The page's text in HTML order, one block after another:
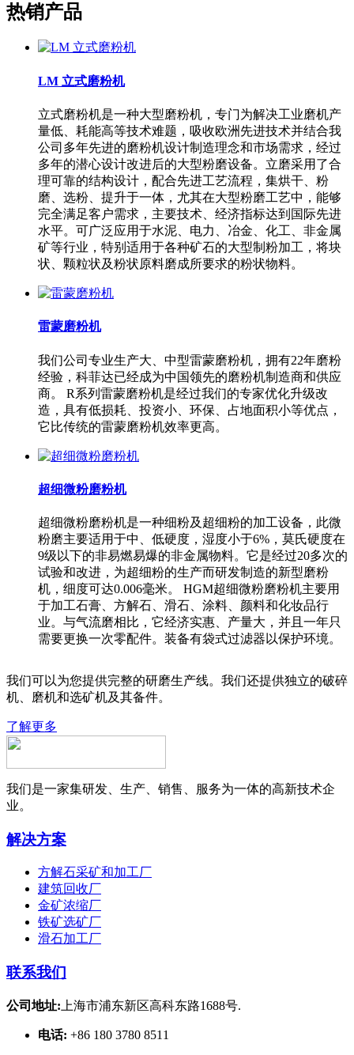
热销产品
LM 立式磨粉机
立式磨粉机是一种大型磨粉机，专门为解决工业磨机产
量低、耗能高等技术难题，吸收欧洲先进技术并结合我
公司多年先进的磨粉机设计制造理念和市场需求，经过
多年的潜心设计改进后的大型粉磨设备。立磨采用了合
理可靠的结构设计，配合先进工艺流程，集烘干、粉
磨、选粉、提升于一体，尤其在大型粉磨工艺中，能够
完全满足客户需求，主要技术、经济指标达到国际先进
水平。可广泛应用于水泥、电力、冶金、化工、非金属
矿等行业，特别适用于各种矿石的大型制粉加工，将块
状、颗粒状及粉状原料磨成所要求的粉状物料。
雷蒙磨粉机
我们公司专业生产大、中型雷蒙磨粉机，拥有22年磨粉
经验，科菲达已经成为中国领先的磨粉机制造商和供应
商。 R系列雷蒙磨粉机是经过我们的专家优化升级改
造，具有低损耗、投资小、环保、占地面积小等优点，
它比传统的雷蒙磨粉机效率更高。
超细微粉磨粉机
超细微粉磨粉机是一种细粉及超细粉的加工设备，此微
粉磨主要适用于中、低硬度，湿度小于6%，莫氏硬度在
9级以下的非易燃易爆的非金属物料。它是经过20多次的
试验和改进，为超细粉的生产而研发制造的新型磨粉
机，细度可达0.006毫米。 HGM超细微粉磨粉机主要用
于加工石膏、方解石、滑石、涂料、颜料和化妆品行
业。与气流磨相比，它经济实惠、产量大，并且一年只
需要更换一次零配件。装备有袋式过滤器以保护环境。
我们可以为您提供完整的研磨生产线。我们还提供独立的破碎
机、磨机和选矿机及其备件。
了解更多
我们是一家集研发、生产、销售、服务为一体的高新技术企
业。
解决方案
方解石采矿和加工厂
建筑回收厂
金矿浓缩厂
铁矿选矿厂
滑石加工厂
联系我们
公司地址: 上海市浦东新区高科东路1688号.
电话: +86 180 3780 8511